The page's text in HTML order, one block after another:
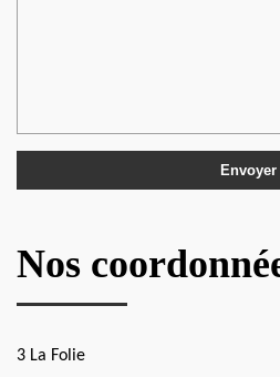
Nos
3 La Folie